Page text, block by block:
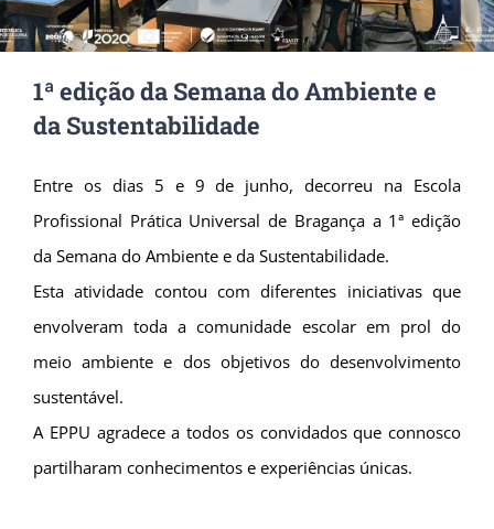
1ª edição da Semana do Ambiente e
da Sustentabilidade
Entre os dias 5 e 9 de junho, decorreu na Escola
Profissional Prática Universal de Bragança a 1ª edição
da Semana do Ambiente e da Sustentabilidade.
Esta atividade contou com diferentes iniciativas que
envolveram toda a comunidade escolar em prol do
meio ambiente e dos objetivos do desenvolvimento
sustentável.
A EPPU agradece a todos os convidados que connosco
partilharam conhecimentos e experiências únicas.